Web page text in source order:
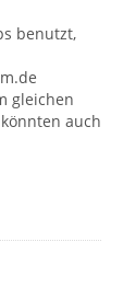
benutzt,
gleichen
auch